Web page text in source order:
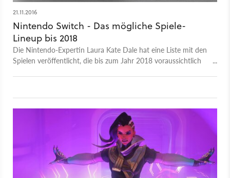
21.11.2016
Nintendo Switch - Das mögliche Spiele-
Lineup bis 2018
Die Nintendo-Expertin Laura Kate Dale hat eine Liste mit den
Spielen veröffentlicht, die bis zum Jahr 2018 voraussichtlich